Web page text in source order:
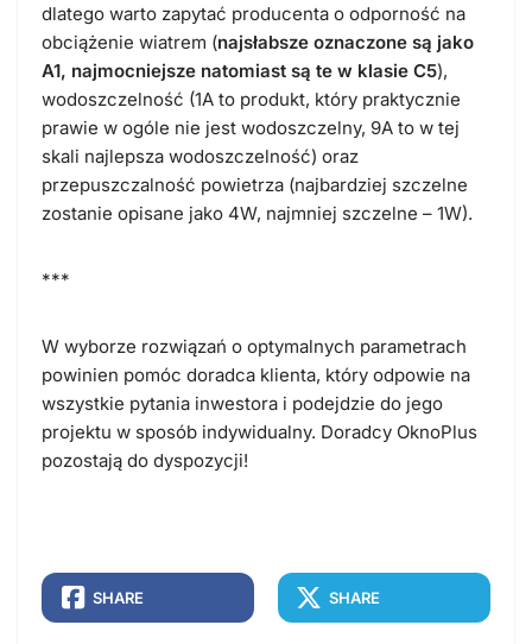
dlatego warto zapytać producenta o odporność na
obciążenie wiatrem (najsłabsze oznaczone są jako
A1, najmocniejsze natomiast są te w klasie C5),
wodoszczelność (1A to produkt, który praktycznie
prawie w ogóle nie jest wodoszczelny, 9A to w tej
skali najlepsza wodoszczelność) oraz
przepuszczalność powietrza (najbardziej szczelne
zostanie opisane jako 4W, najmniej szczelne – 1W).
***
W wyborze rozwiązań o optymalnych parametrach
powinien pomóc doradca klienta, który odpowie na
wszystkie pytania inwestora i podejdzie do jego
projektu w sposób indywidualny. Doradcy OknoPlus
pozostają do dyspozycji!
SHARE SHARE